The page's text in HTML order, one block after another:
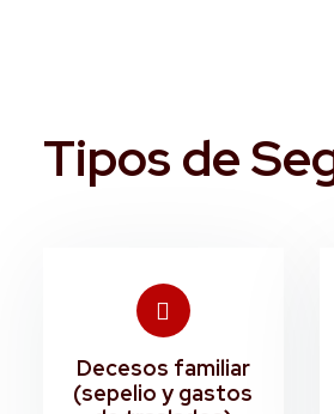
Tipos de
Decesos familiar
(sepelio y gastos